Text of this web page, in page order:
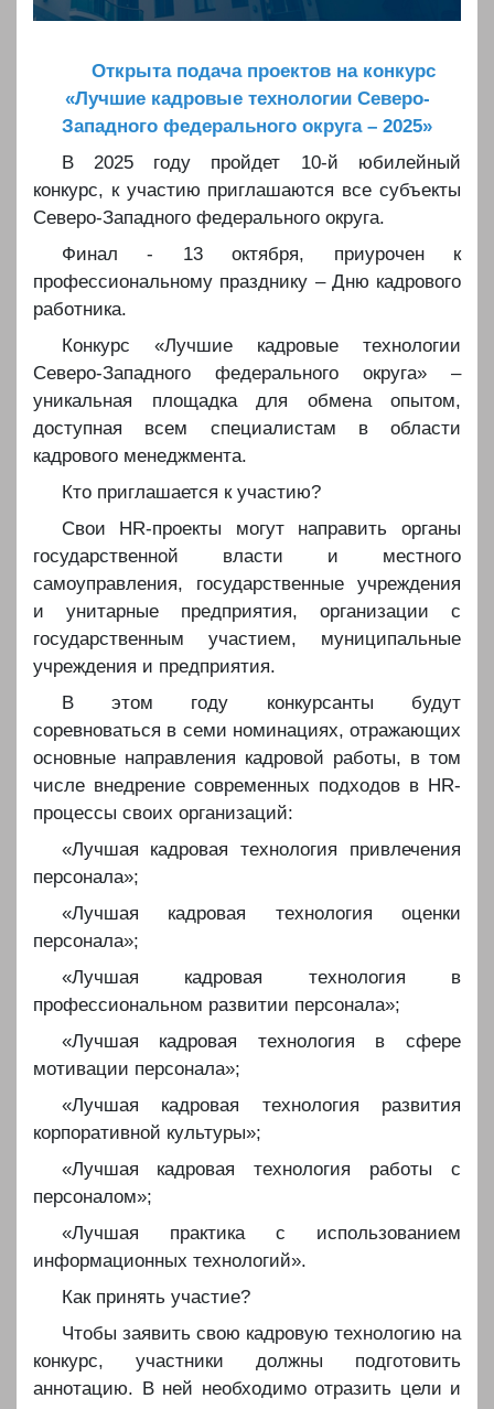
️️Открыта подача проектов на конкурс
«Лучшие кадровые технологии Северо-
Западного федерального округа – 2025»
️️В 2025 году пройдет 10-й юбилейный
конкурс, к участию приглашаются все субъекты
Северо-Западного федерального округа.
️️Финал - 13 октября, приурочен к
профессиональному празднику – Дню кадрового
работника.
️️Конкурс «Лучшие кадровые технологии
Северо-Западного федерального округа» –
уникальная площадка для обмена опытом,
доступная всем специалистам в области
кадрового менеджмента.
️️Кто приглашается к участию?
️️Свои HR-проекты могут направить органы
государственной власти и местного
самоуправления, государственные учреждения
и унитарные предприятия, организации с
государственным участием, муниципальные
учреждения и предприятия.
️️В этом году конкурсанты будут
соревноваться в семи номинациях, отражающих
основные направления кадровой работы, в том
числе внедрение современных подходов в HR-
процессы своих организаций:
️️«Лучшая кадровая технология привлечения
персонала»;
️️«Лучшая кадровая технология оценки
персонала»;
️️«Лучшая кадровая технология в
профессиональном развитии персонала»;
️️«Лучшая кадровая технология в сфере
мотивации персонала»;
️️«Лучшая кадровая технология развития
корпоративной культуры»;
️️«Лучшая кадровая технология работы с
персоналом»;
️️«Лучшая практика с использованием
информационных технологий».
️️Как принять участие?
️️Чтобы заявить свою кадровую технологию на
конкурс, участники должны подготовить
аннотацию. В ней необходимо отразить цели и